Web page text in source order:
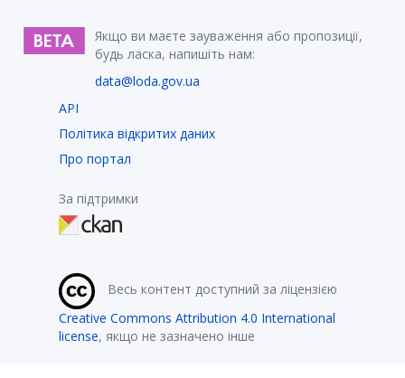
Якщо ви маєте зауваження або пропозиції,
будь ласка, напишіть нам:
data@loda.gov.ua
API
Політика відкритих даних
Про портал
За підтримки
Весь контент доступний за ліцензією
Creative Commons Attribution 4.0 International
license, якщо не зазначено інше